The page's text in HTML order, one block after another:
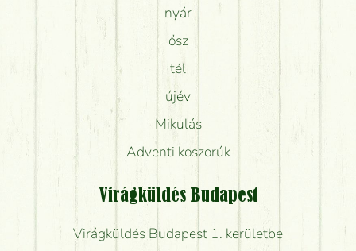
nyár
ősz
tél
újév
Mikulás
Adventi koszorúk
Virágküldés Budapest
Virágküldés Budapest 1. kerületbe